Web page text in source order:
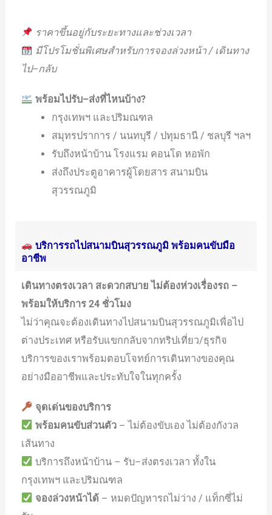
ราคาขึ้นอยู่กับระยะทางและช่วงเวลา
มีโปรโมชั่นพิเศษสำหรับการจองล่วงหน้า / เดินทาง
ไป–กลับ
พร้อมไปรับ–ส่งที่ไหนบ้าง?
กรุงเทพฯ และปริมณฑล
สมุทรปราการ / นนทบุรี / ปทุมธานี / ชลบุรี ฯลฯ
รับถึงหน้าบ้าน โรงแรม คอนโด หอพัก
ส่งถึงประตูอาคารผู้โดยสาร สนามบิน
สุวรรณภูมิ
บริการรถไปสนามบินสุวรรณภูมิ พร้อมคนขับมือ
อาชีพ
เดินทางตรงเวลา สะดวกสบาย ไม่ต้องห่วงเรื่องรถ –
พร้อมให้บริการ 24 ชั่วโมง
ไม่ว่าคุณจะต้องเดินทางไปสนามบินสุวรรณภูมิเพื่อไป
ต่างประเทศ หรือรับแขกกลับจากทริปเที่ยว/ธุรกิจ
บริการของเราพร้อมตอบโจทย์การเดินทางของคุณ
อย่างมืออาชีพและประทับใจในทุกครั้ง
จุดเด่นของบริการ
พร้อมคนขับส่วนตัว– ไม่ต้องขับเอง ไม่ต้องกังวล
เส้นทาง
บริการถึงหน้าบ้าน – รับ–ส่งตรงเวลา ทั้งใน
กรุงเทพฯ และปริมณฑล
จองล่วงหน้าได้– หมดปัญหารถไม่ว่าง / แท็กซี่ไม่